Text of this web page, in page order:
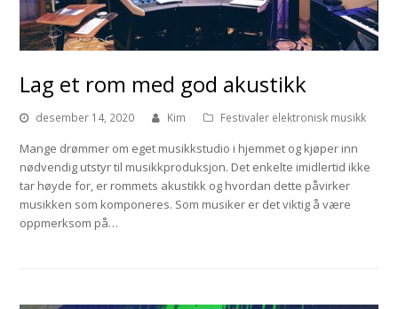
Lag et rom med god akustikk
desember 14, 2020 Kim Festivaler elektronisk musikk
Mange drømmer om eget musikkstudio i hjemmet og kjøper inn
nødvendig utstyr til musikkproduksjon. Det enkelte imidlertid ikke
tar høyde for, er rommets akustikk og hvordan dette påvirker
musikken som komponeres. Som musiker er det viktig å være
oppmerksom på…